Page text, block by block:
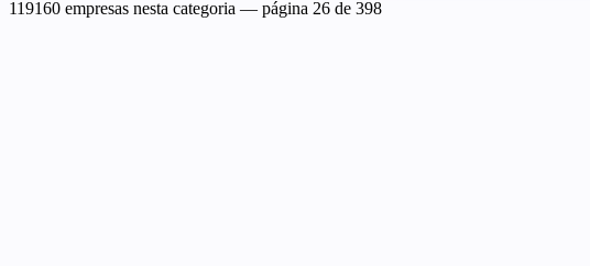
119160 empresas nesta categoria — página 26 de 398